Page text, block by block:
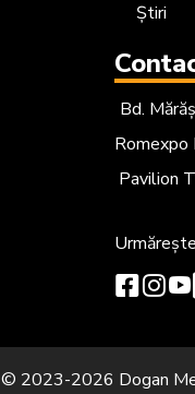
Știri
Bd.
Romexpo
Pavilion
© 2023-2026 Dogan